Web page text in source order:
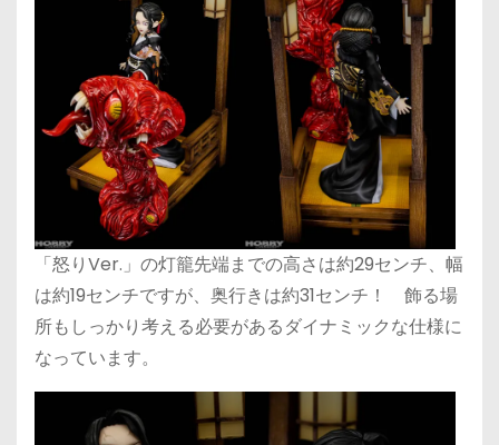
「怒りVer.」の灯籠先端までの高さは約29センチ、幅
は約19センチですが、奥行きは約31センチ！ 飾る場
所もしっかり考える必要があるダイナミックな仕様に
なっています。